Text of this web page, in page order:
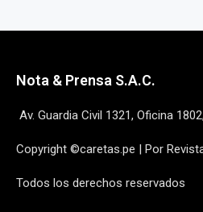
Nota & Prensa S.A.C.
Av. Guardia Civil 1321, Oficina
Copyright ©caretas.pe | Por
Todos los derechos reservados